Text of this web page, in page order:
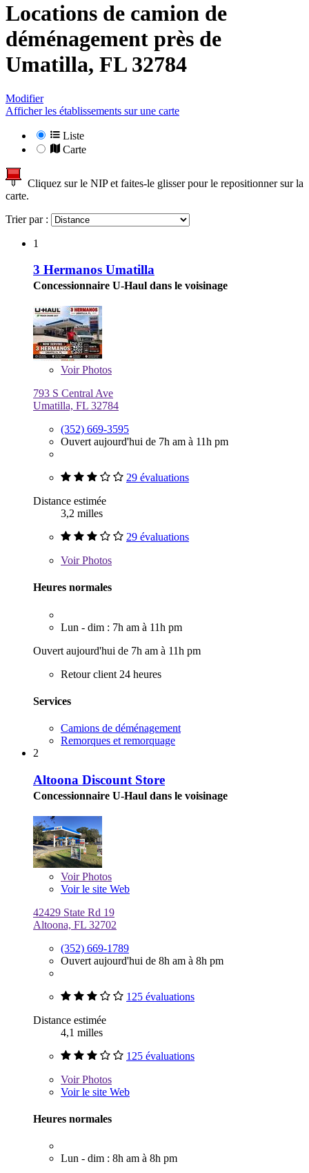
Locations de camion de
déménagement près de
Umatilla, FL 32784
Modifier
Afficher les établissements sur une carte
Liste
Carte
Cliquez sur le NIP et faites-le glisser pour le repositionner sur la
carte.
Trier par :
1
3 Hermanos Umatilla
Concessionnaire U-Haul dans le voisinage
VoirPhotos
793 S Central Ave
Umatilla, FL 32784
(352) 669-3595
Ouvert aujourd'hui de 7h am à 11h pm
29 évaluations
Distance estimée
3,2 milles
29 évaluations
VoirPhotos
Heures normales
Lun - dim : 7h am à 11h pm
Ouvert aujourd'hui de 7h am à 11h pm
Retour client 24 heures
Services
Camions de déménagement
Remorques et remorquage
2
Altoona Discount Store
Concessionnaire U-Haul dans le voisinage
VoirPhotos
Voir le site Web
42429 State Rd 19
Altoona, FL 32702
(352) 669-1789
Ouvert aujourd'hui de 8h am à 8h pm
125 évaluations
Distance estimée
4,1 milles
125 évaluations
VoirPhotos
Voir le site Web
Heures normales
Lun - dim : 8h am à 8h pm